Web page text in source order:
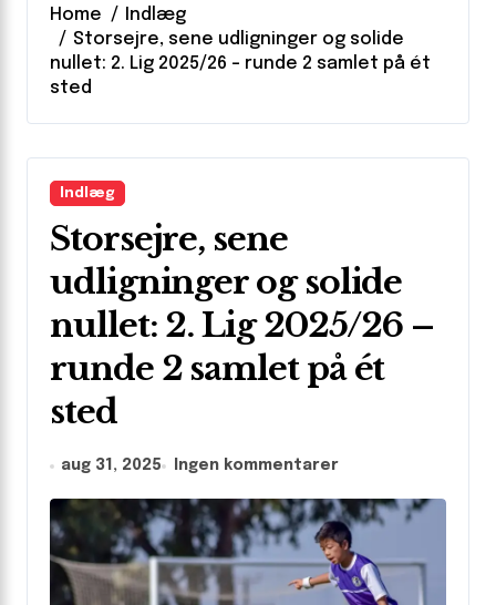
Home
Indlæg
Storsejre, sene udligninger og solide
nullet: 2. Lig 2025/26 – runde 2 samlet på ét
sted
Indlæg
Storsejre, sene
udligninger og solide
nullet: 2. Lig 2025/26 –
runde 2 samlet på ét
sted
aug 31, 2025 Ingen kommentarer